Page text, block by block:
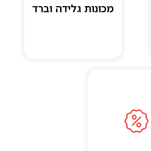
מכונות גלידה וברד